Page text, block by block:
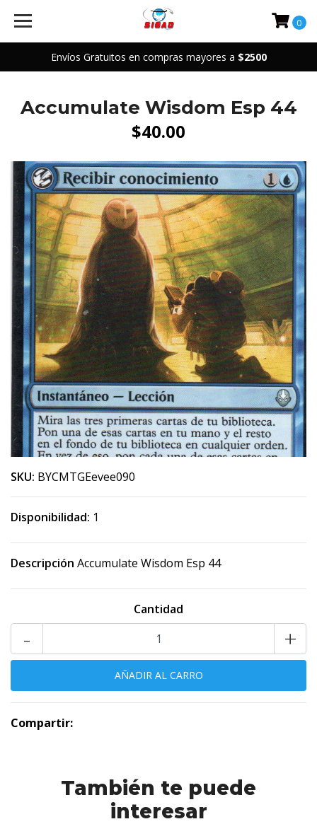
Envíos Gratuitos en compras mayores a $2500
0
Accumulate Wisdom Esp 44
$40.00
SKU: BYCMTGEevee090
Disponibilidad: 1
Descripción Accumulate Wisdom Esp 44
Cantidad
+
-
Compartir:
También te puede
interesar